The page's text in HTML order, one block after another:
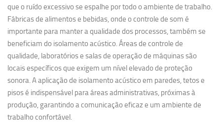
que o ruído excessivo se espalhe por todo o ambiente de trabalho.
Fábricas de alimentos e bebidas, onde o controle de som é
importante para manter a qualidade dos processos, também se
beneficiam do isolamento acústico. Áreas de controle de
qualidade, laboratórios e salas de operação de máquinas são
locais específicos que exigem um nível elevado de proteção
sonora. A aplicação de isolamento acústico em paredes, tetos e
pisos é indispensável para áreas administrativas, próximas à
produção, garantindo a comunicação eficaz e um ambiente de
trabalho confortável.